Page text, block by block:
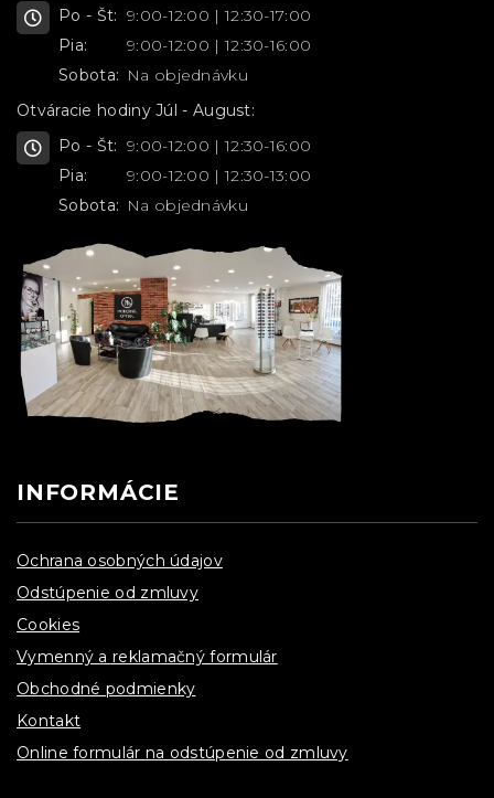
Po - Št: 9:00-12:00 | 12:30-17:00
Pia:
9:00-12:00 | 12:30-16:00
Sobota: Na objednávku
Otváracie hodiny Júl - August:
Po - Št: 9:00-12:00 | 12:30-16:00
Pia:
9:00-12:00 | 12:30-13:00
Sobota: Na objednávku
INFORMÁCIE
Ochrana osobných údajov
Odstúpenie od zmluvy
Cookies
Vymenný a reklamačný formulár
Obchodné podmienky
Kontakt
Online formulár na odstúpenie od zmluvy